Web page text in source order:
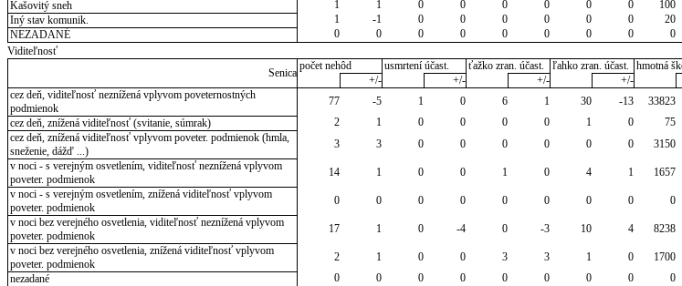
Kašovitý sneh
1 1 0 0 0 0 0 0 100
Iný stav komunik.
1 -1 0 0 0 0 0 0 20
NEZADANÉ
0 0 0 0 0 0 0 0 0
Viditeľnosť
Senica
počet nehôd usmrtení účast. ťažko zran. účast. ľahko zran. účast. hmotná
+/-
+/- +/- +/-
cez deň, viditeľnosť neznížená vplyvom poveternostných
podmienok
77 -5 1 0 6 1 30 -13 33823
cez deň, znížená viditeľnosť (svitanie, súmrak)
2 1 0 0 0 0 1 0 75
cez deň, znížená viditeľnosť vplyvom poveter. podmienok (hmla,
sneženie, dážď ...)
3 3 0 0 0 0 0 0 3150
v noci - s verejným osvetlením, viditeľnosť neznížená vplyvom
poveter. podmienok
14 1 0 0 1 0 4 1 1657
v noci - s verejným osvetlením, znížená viditeľnosť vplyvom
poveter. podmienok
0 0 0 0 0 0 0 0 0
v noci bez verejného osvetlenia, viditeľnosť neznížená vplyvom
poveter. podmienok
17 1 0 -4 0 -3 10 4 8238
v noci bez verejného osvetlenia, znížená viditeľnosť vplyvom
poveter. podmienok
2 1 0 0 3 3 1 0 1700
nezadané
0 0 0 0 0 0 0 0 0